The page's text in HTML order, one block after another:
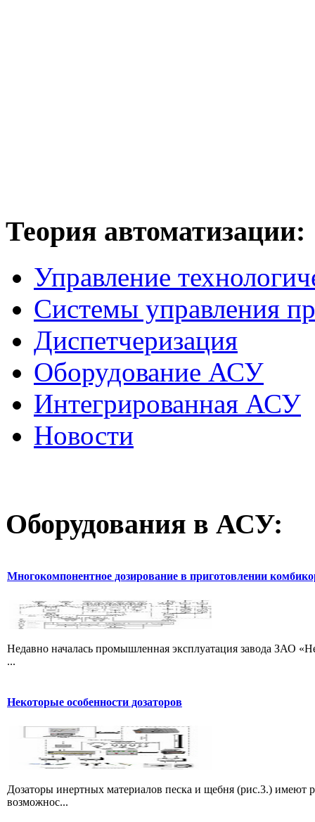
Теория автоматизации:
Управление
Системы управления
Диспетчеризация
Оборудование АСУ
Интегрированная АСУ
Новости
Оборудования в АСУ:
Многокомпонентное дозирование в приготовлении
Недавно началась промышленная эксплуатация завода ЗАО
...
Некоторые особенности дозаторов
Дозаторы инертных материалов песка и щебня (рис.3.) имеют
возможнос...